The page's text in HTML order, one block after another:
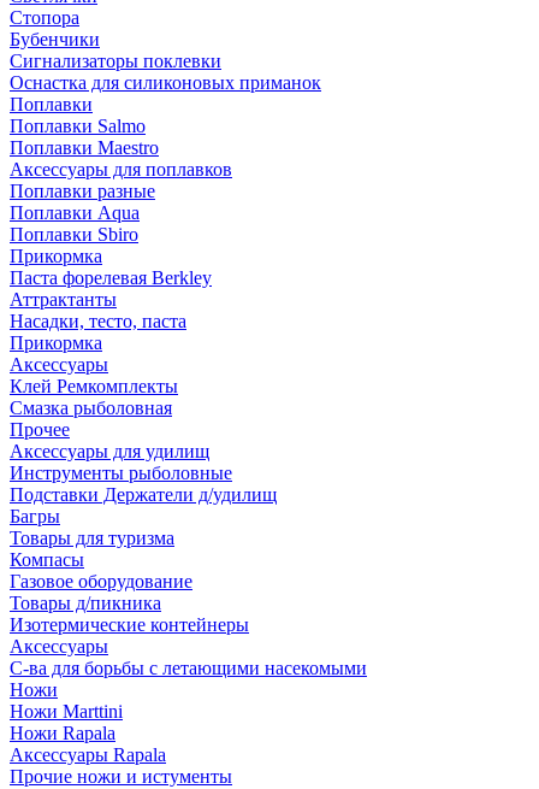
Стопора
Бубенчики
Сигнализаторы поклевки
Оснастка для силиконовых приманок
Поплавки
Поплавки Salmo
Поплавки Maestro
Аксессуары для поплавков
Поплавки разные
Поплавки Aqua
Поплавки Sbiro
Прикормка
Паста форелевая Berkley
Аттрактанты
Насадки, тесто, паста
Прикормка
Аксессуары
Клей Ремкомплекты
Смазка рыболовная
Прочее
Аксессуары для удилищ
Инструменты рыболовные
Подставки Держатели д/удилищ
Багры
Товары для туризма
Компасы
Газовое оборудование
Товары д/пикника
Изотермические контейнеры
Аксессуары
С-ва для борьбы с летающими насекомыми
Ножи
Ножи Marttini
Ножи Rapala
Аксессуары Rapala
Прочие ножи и истументы